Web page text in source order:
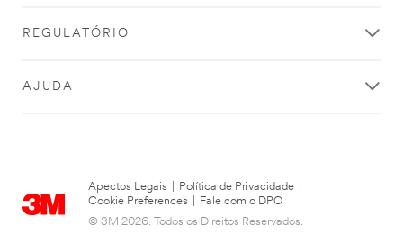
REGULATÓRIO
AJUDA
Apectos Legais Política de Privacidade
Cookie Preferences
Fale com o DPO
© 3M 2026. Todos os Direitos Reservados.